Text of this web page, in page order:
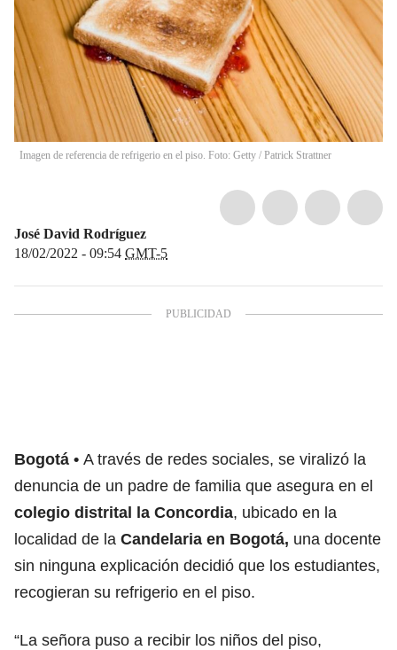
Imagen de referencia de refrigerio en el piso. Foto: Getty / Patrick Strattner
José David Rodríguez
18/02/2022 - 09:54 GMT-5
Bogotá
A través de redes sociales, se viralizó la
denuncia de un padre de familia que asegura en el
colegio distrital la Concordia, ubicado en la
localidad de la Candelaria en Bogotá, una docente
sin ninguna explicación decidió que los estudiantes,
recogieran su refrigerio en el piso.
“La señora puso a recibir los niños del piso,